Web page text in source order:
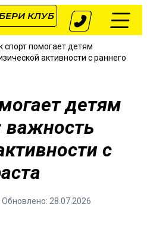
КЛУБ
спорт помогает детям
активности с раннего
детям
важность
с
Обновлено: 28.07.2026